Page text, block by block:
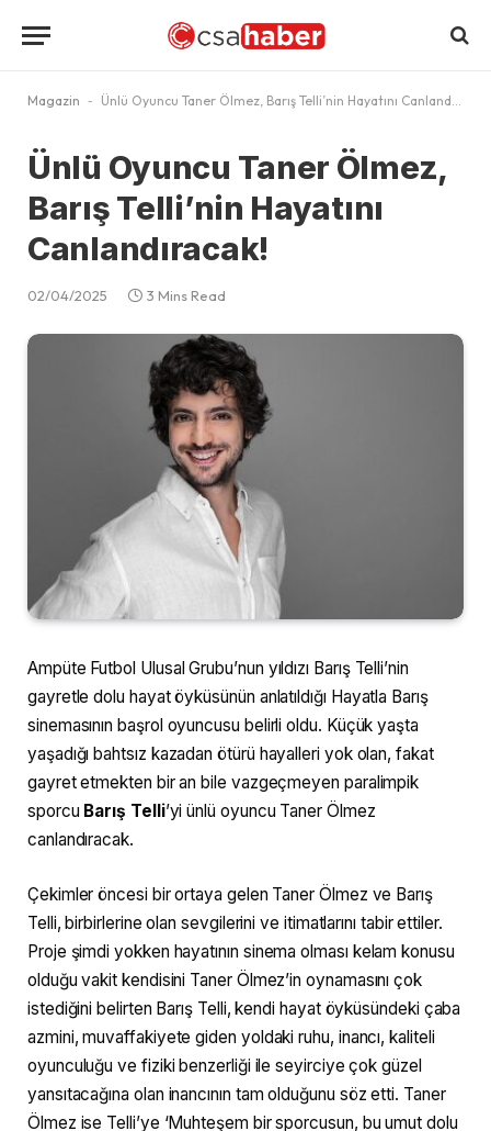
Magazin - Ünlü Oyuncu Taner Ölmez, Barış Telli’nin Hayatını Canlandıracak!
Ünlü Oyuncu Taner Ölmez,
Barış Telli’nin Hayatını
Canlandıracak!
02/04/2025 3 Mins Read
Ampüte Futbol Ulusal Grubu’nun yıldızı Barış Telli’nin
gayretle dolu hayat öyküsünün anlatıldığı Hayatla Barış
sinemasının başrol oyuncusu belirli oldu. Küçük yaşta
yaşadığı bahtsız kazadan ötürü hayalleri yok olan, fakat
gayret etmekten bir an bile vazgeçmeyen paralimpik
sporcu Barış Telli’yi ünlü oyuncu Taner Ölmez
canlandıracak.
Çekimler öncesi bir ortaya gelen Taner Ölmez ve Barış
Telli, birbirlerine olan sevgilerini ve itimatlarını tabir ettiler.
Proje şimdi yokken hayatının sinema olması kelam konusu
olduğu vakit kendisini Taner Ölmez’in oynamasını çok
istediğini belirten Barış Telli, kendi hayat öyküsündeki çaba
azmini, muvaffakiyete giden yoldaki ruhu, inancı, kaliteli
oyunculuğu ve fiziki benzerliği ile seyirciye çok güzel
yansıtacağına olan inancının tam olduğunu söz etti. Taner
Ölmez ise Telli’ye ‘Muhteşem bir sporcusun, bu umut dolu